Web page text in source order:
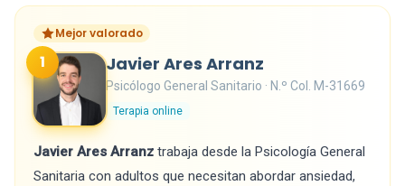
Mejor valorado
1 Javier Ares Arranz
Psicólogo General Sanitario · N.º Col. M-31669
Terapia online
Javier Ares Arranz trabaja desde la Psicología General
Sanitaria con adultos que necesitan abordar ansiedad,